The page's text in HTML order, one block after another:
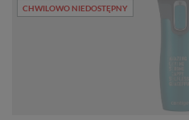
CHWILOWO NIEDOSTĘPNY